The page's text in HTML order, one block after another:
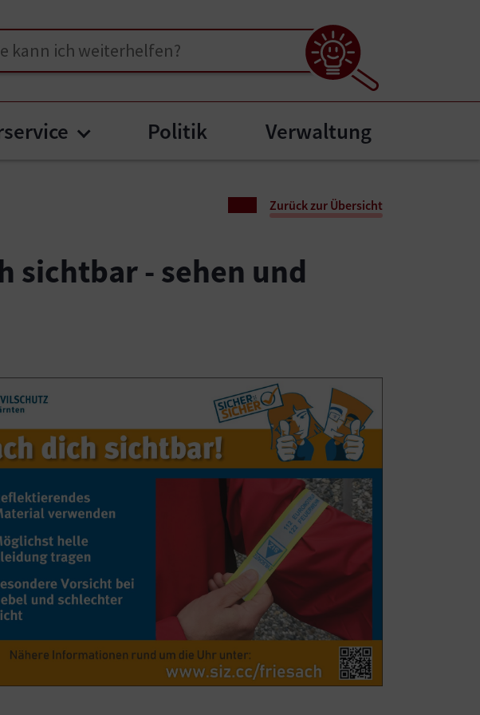
Submenu for "Bürgerservice"
Politik Verwaltung
Zurück zur Übersicht
sichtbar - sehen und